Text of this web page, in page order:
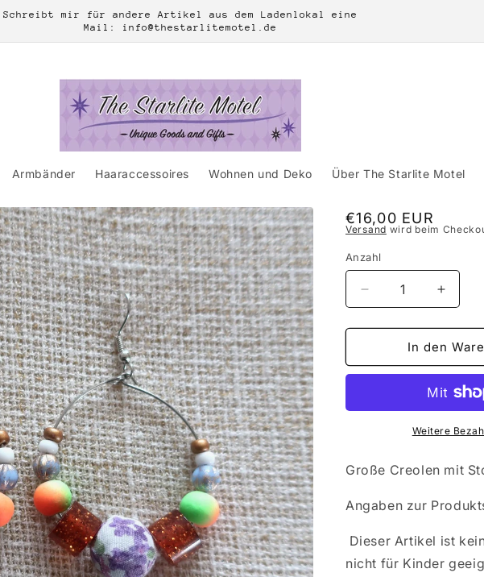
Schreibt mir für andere Artikel aus dem Ladenlokal eine
Mail: info@thestarlitemotel.de
Armbänder Haaraccessoires Wohnen und Deko Über The Starlite Motel
Normaler
Preis
€16,00 EUR
Versand wird beim
Anzahl
Verringere
die
Menge
Große
Stoffperle
Erhöhe
die
Menge
für
Große
Creolen
mit
In den
Weitere
Große Creolen mit
Angaben zur
Dieser Artikel ist
nicht für Kinder